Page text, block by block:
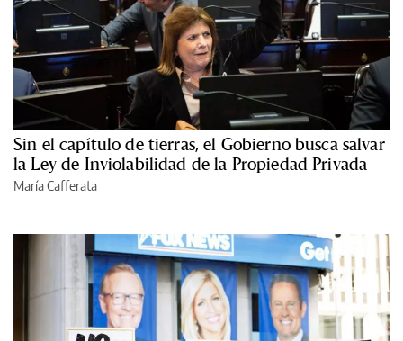
Sin el capítulo de tierras, el Gobierno busca salvar
la Ley de Inviolabilidad de la Propiedad Privada
María Cafferata